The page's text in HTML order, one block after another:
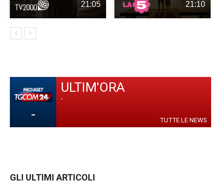
21:05 21:10
-
ULTIM'ORA
-
TUTTE LE NEWS
GLI ULTIMI ARTICOLI